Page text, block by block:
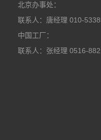
北京办事处：
联系人：唐经理 010-
中国工厂：
联系人：张经理 0516-